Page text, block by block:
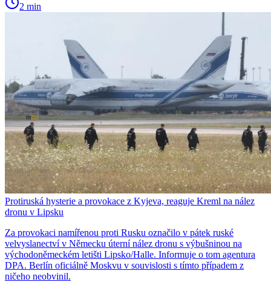
2 min
Protiruská hysterie a provokace z Kyjeva, reaguje Kreml na nález
dronu v Lipsku
Za provokaci namířenou proti Rusku označilo v pátek ruské
velvyslanectví v Německu úterní nález dronu s výbušninou na
východoněmeckém letišti Lipsko/Halle. Informuje o tom agentura
DPA. Berlín oficiálně Moskvu v souvislosti s tímto případem z
ničeho neobvinil.